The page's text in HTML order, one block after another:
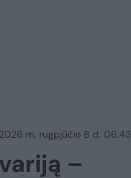
2026 m. rugpjūčio 8 d. 06:43
–